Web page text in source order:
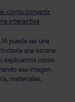
cómo convertir
interactiva
puede ser una
una escena
explicamos cómo
esa imagen
materiales,